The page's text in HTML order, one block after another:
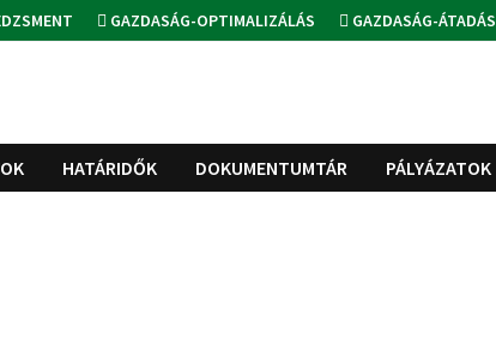
GAZDASÁG-OPTIMALIZÁLÁS GAZDASÁG-ÁTADÁS
HATÁRIDŐK DOKUMENTUMTÁR PÁLYÁZATOK